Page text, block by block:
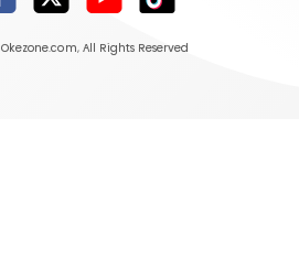
Okezone.com, All Rights Reserved